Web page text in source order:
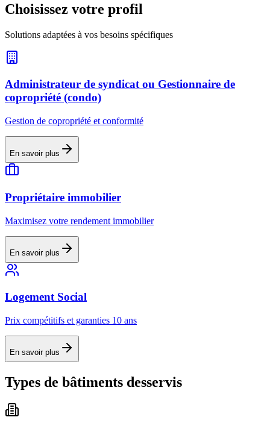
Choisissez votre profil
Solutions adaptées à vos besoins spécifiques
Administrateur de syndicat ou Gestionnaire de
copropriété (condo)
Gestion de copropriété et conformité
En savoir plus
Propriétaire immobilier
Maximisez votre rendement immobilier
En savoir plus
Logement Social
Prix compétitifs et garanties 10 ans
En savoir plus
Types de bâtiments desservis